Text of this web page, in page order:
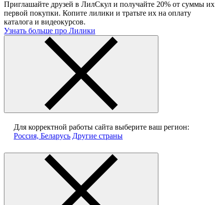
Приглашайте друзей в ЛилСкул и получайте 20% от суммы их
первой покупки. Копите лилики и тратьте их на оплату
каталога и видеокурсов.
Узнать больше про Лилики
Для корректной работы сайта выберите ваш регион:
Россия, Беларусь Другие страны